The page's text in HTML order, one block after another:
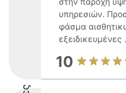
υπηρεσιών.
φάσμα
εξειδικευμένες
10